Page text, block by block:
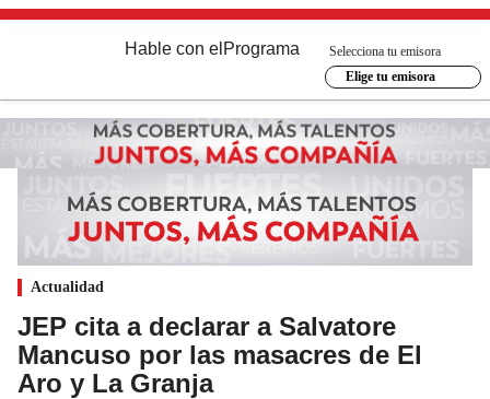
Hable con el Programa
Selecciona tu emisora
Elige tu emisora
Actualidad
JEP cita a declarar a Salvatore
Mancuso por las masacres de El
Aro y La Granja